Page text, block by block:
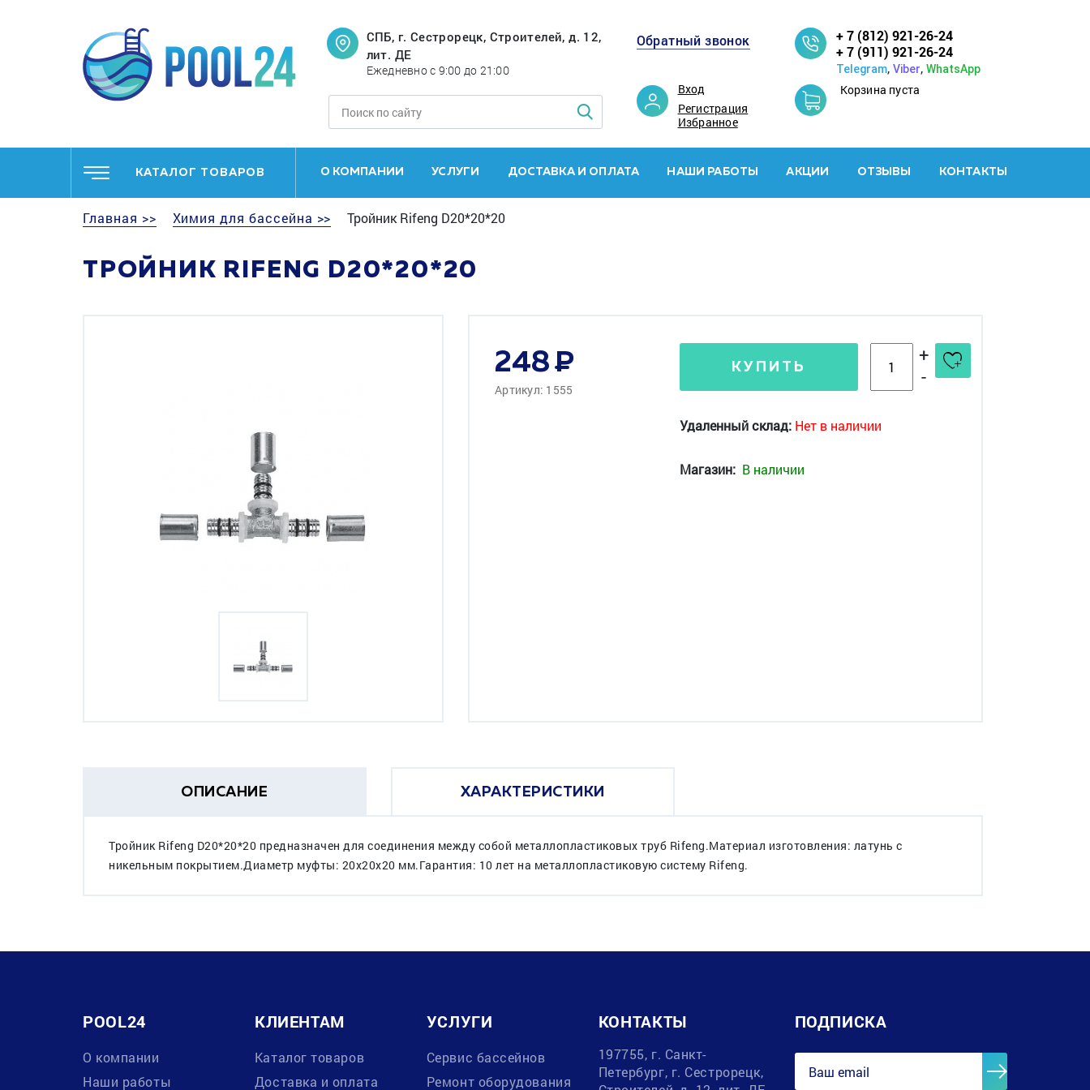
СПБ, г. Сестрорецк, Строителей, д. 12,
лит. ДЕ
Ежедневно с 9:00 до 21:00
Обратный звонок
Вход
Регистрация
Избранное
+ 7 (812) 921-26-24
+ 7 (911) 921-26-24
Telegram, Viber, WhatsApp
Корзина пуста
КАТАЛОГ ТОВАРОВ О КОМПАНИИ УСЛУГИ ДОСТАВКА И ОПЛАТА НАШИ РАБОТЫ АКЦИИ ОТЗЫВЫ КОНТАКТЫ
Главная >> Химия для бассейна >> Тройник Rifeng D20*20*20
ТРОЙНИК RIFENG D20*20*20
248
Артикул: 1555
КУПИТЬ
+
-
Удаленный склад: Нет в наличии
Магазин: В наличии
ОПИСАНИЕ ХАРАКТЕРИСТИКИ
Тройник Rifeng D20*20*20 предназначен для соединения между собой металлопластиковых труб Rifeng.Материал изготовления: латунь с
никельным покрытием.Диаметр муфты: 20х20х20 мм.Гарантия: 10 лет на металлопластиковую систему Rifeng.
POOL24
О компании
Наши работы
КЛИЕНТАМ
Каталог товаров
Доставка и оплата
УСЛУГИ
Сервис бассейнов
Ремонт оборудования
КОНТАКТЫ
197755, г. Санкт-
Петербург, г. Сестрорецк,
ПОДПИСКА